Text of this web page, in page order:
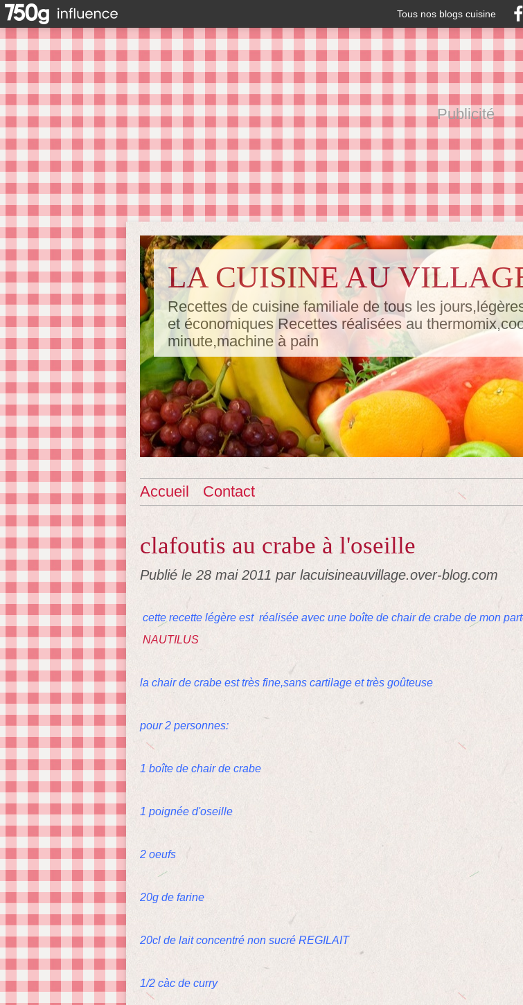
Tous nos blogs cuisine
Publicité
LA CUISINE AU
Recettes de cuisine familiale de tous les
et économiques Recettes réalisées au
minute,machine à pain
Accueil Contact
clafoutis au crabe à l'oseille
Publié le 28 mai 2011 par lacuisineauvillage.over-blog.com
cette recette légère est réalisée avec une boîte de chair de crabe de mon
NAUTILUS
la chair de crabe est très fine,sans cartilage et très goûteuse
pour 2 personnes:
1 boîte de chair de crabe
1 poignée d'oseille
2 oeufs
20g de farine
20cl de lait concentré non sucré REGILAIT
1/2 càc de curry